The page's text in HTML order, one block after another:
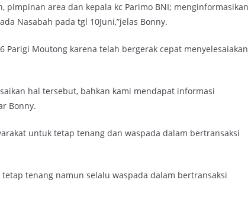
area dan kepala kc Parimo BNI; menginformasikan
Nasabah pada tgl 10Juni,”jelas Bonny.
Parigi Moutong karena telah bergerak cepat menyelesaiakan
hal tersebut, bahkan kami mendapat informasi
Bonny.
untuk tetap tenang dan waspada dalam bertransaksi
tenang namun selalu waspada dalam bertransaksi